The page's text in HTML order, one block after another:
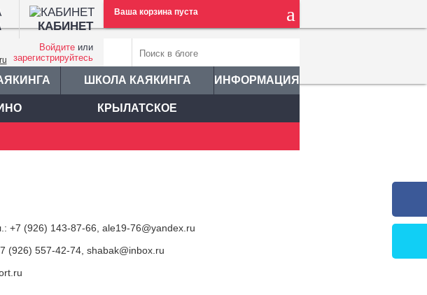
КАБИНЕТ
Ваша корзина пуста
Войдите или
зарегистрируйтесь
ШКОЛА КАЯКИНГА
КРЫЛАТСКОЕ
ИНФОРМАЦИЯ
+7 (926) 143-87-66, ale19-76@yandex.ru
(926) 557-42-74, shabak@inbox.ru